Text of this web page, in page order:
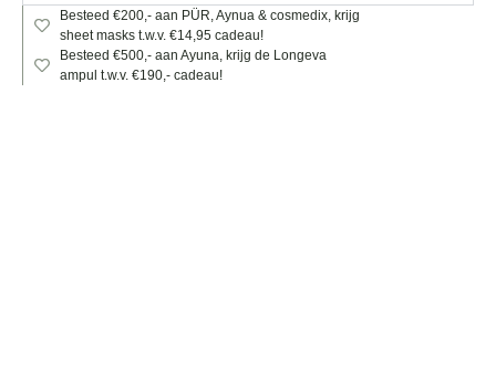
Besteed €200,- aan PÜR, Aynua & cosmedix, krijg
sheet masks t.w.v. €14,95 cadeau!
Besteed €500,- aan Ayuna, krijg de Longeva
ampul t.w.v. €190,- cadeau!